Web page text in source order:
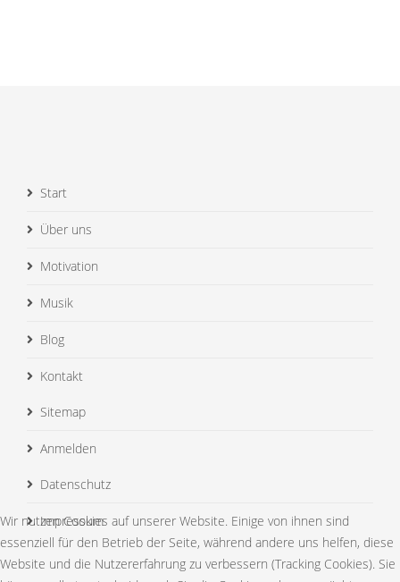
Start
Über uns
Motivation
Musik
Blog
Kontakt
Sitemap
Anmelden
Datenschutz
Impressum
Wir nutzen Cookies auf unserer Website. Einige von ihnen sind
essenziell für den Betrieb der Seite, während andere uns helfen, diese
Website und die Nutzererfahrung zu verbessern (Tracking Cookies). Sie